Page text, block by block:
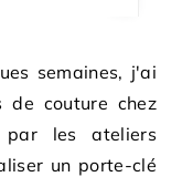
semaines, j'ai
de couture chez
par les ateliers
un porte-clé